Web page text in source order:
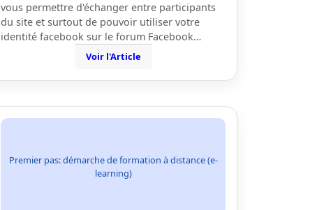
vous permettre d'échanger entre participants
du site et surtout de pouvoir utiliser votre
identité facebook sur le forum Facebook…
Voir l'Article
Premier pas: démarche de formation à distance (e-
learning)